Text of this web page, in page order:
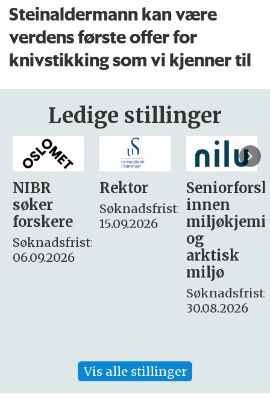
Steinaldermann kan være
verdens første offer for
knivstikking som vi kjenner til
Ledige stillinger
Rektor
Søknadsfrist:
15.09.2026
Seniorforsker
innen
miljøkjemi
søker
– fast
Søknadsfrist:
16. august.
Vis alle stillinger